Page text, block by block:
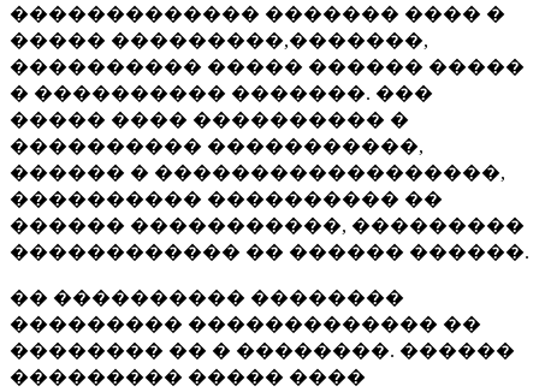
������������� ������� ���� �
����� ���������,�������,
���������� ����� ������ �����
� ���������� �������. ���
����� ���� ���������� �
���������� �����������,
������ � ������������������,
���������� ���������� ��
������ �����������, ���������
������������ �� ������ ������.
�� ���������� ��������
��������� ������������� ��
�������� �� � ��������. ������
��������� ����� ����